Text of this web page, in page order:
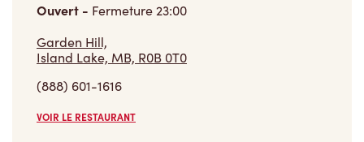
Ouvert - Fermeture23:00
Garden Hill,
Island Lake, MB, R0B 0T0
(888) 601-1616
VOIR LE RESTAURANT